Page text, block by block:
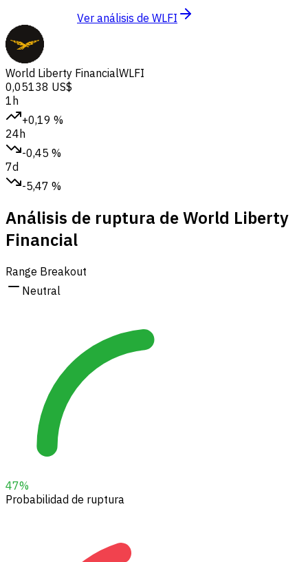
Ver análisis de WLFI
World Liberty FinancialWLFI
0,05138 US$
1h
+0,19 %
24h
-0,45 %
7d
-5,47 %
Análisis de ruptura de World Liberty
Financial
Range Breakout
Neutral
47%
Probabilidad de ruptura